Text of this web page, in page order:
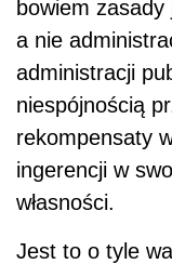
bowiem
a nie
administracji
niespójnością
rekompensaty
ingerencji w
własności.
Jest to o tyle